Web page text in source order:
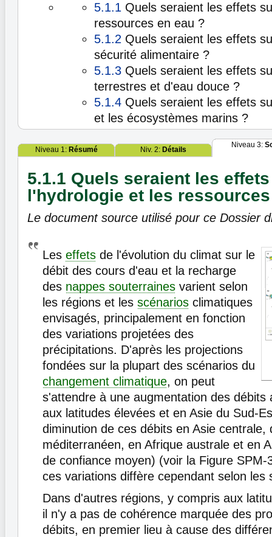
5.1.1 Quels seraient les effets
ressources en eau ?
5.1.2 Quels seraient les effets
sécurité alimentaire ?
5.1.3 Quels seraient les effets
terrestres et d'eau douce ?
5.1.4 Quels seraient les effets
et les écosystèmes marins ?
Niveau 1: Résumé Niv. 2: Détails
Niveau 3:
5.1.1 Quels seraient les
l'hydrologie et les
Le document source utilisé pour ce Dossier
Les effets de l'évolution du climat sur le
débit des cours d'eau et la recharge
des nappes souterraines varient selon
les régions et les scénarios climatiques
envisagés, principalement en fonction
des variations projetées des
précipitations. D'après les projections
fondées sur la plupart des scénarios du
changement climatique, on peut
s'attendre à une augmentation des débits
aux latitudes élevées et en Asie du Sud-
diminution de ces débits en Asie centrale,
méditerranéen, en Afrique australe et en
de confiance moyen) (voir la Figure SPM-
ces variations diffère cependant selon les
Dans d'autres régions, y compris aux
il n'y a pas de cohérence marquée des
débits, en premier lieu à cause des